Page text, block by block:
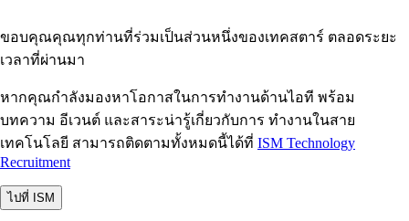
ขอบคุณคุณทุกท่านที่ร่วมเป็นส่วนหนึ่งของเทคสตาร์ ตลอดระยะ
เวลาที่ผ่านมา
หากคุณกำลังมองหาโอกาสในการทำงานด้านไอที พร้อม
บทความ อีเวนต์ และสาระน่ารู้เกี่ยวกับการ ทำงานในสาย
เทคโนโลยี สามารถติดตามทั้งหมดนี้ได้ที่ ISM Technology
Recruitment
ไปที่ ISM